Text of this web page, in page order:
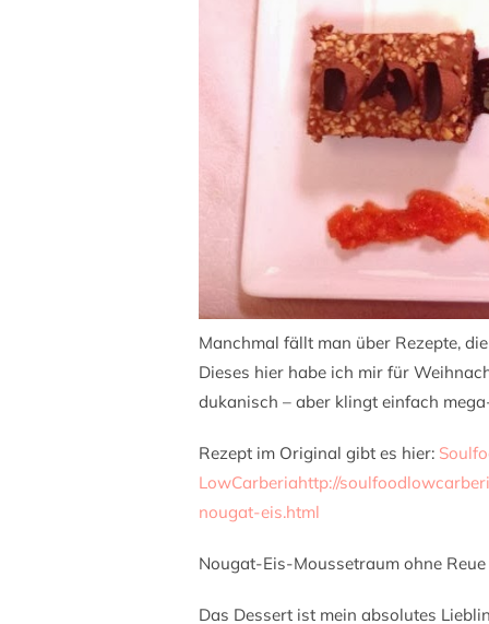
Manchmal fällt man über Rezepte,
Dieses hier habe ich mir für
dukanisch – aber klingt einfach
Rezept im Original gibt es hier:
LowCarberiahttp://
nougat-eis.html
Nougat-Eis-Moussetraum ohne Reue
Das Dessert ist mein absolutes